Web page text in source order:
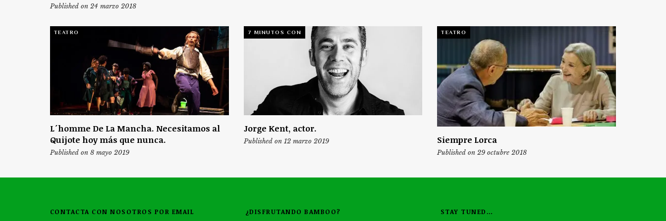
Published on 24 marzo 2018
TEATRO
L´homme De La Mancha. Necesitamos al
Quijote hoy más que nunca.
Published on 8 mayo 2019
7 MINUTOS CON
Jorge Kent, actor.
Published on 12 marzo 2019
TEATRO
Siempre Lorca
Published on 29 octubre 2018
CONTACTA CON NOSOTROS POR EMAIL ¿DISFRUTANDO BAMBOO? STAY TUNED…